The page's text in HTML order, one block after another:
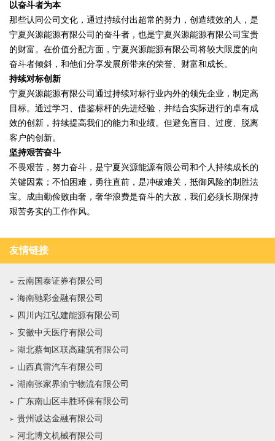
以奋斗者为本
那些认同公司文化，通过持续付出超常的努力，创造绩效的人，是
宁夏兴源能源有限公司的奋斗者，也是宁夏兴源能源有限公司宝贵
的财富。在价值分配方面，宁夏兴源能源有限公司将较大限度的向
奋斗者倾斜，和他们分享发展所带来的荣誉、财富和成长。
持续对标创新
宁夏兴源能源有限公司通过持续对标行业内外的领先企业，制定高
目标。通过学习、借鉴标杆的先进经验，并结合实际进行的卓有成
效的创新，持续提高我们的能力和业绩。但避免盲目、过度、脱离
客户的创新。
坚持艰苦奋斗
不畏艰苦，努力奋斗，是宁夏兴源能源有限公司和个人持续成长的
关键因素；不怕困难，勇往直前，是冲破难关，抵御风险的制胜法
宝。成由勤俭败由奢，奢华浪费是奋斗的大敌，我们必须长期保持
艰苦务实的工作作风。
友情链接
云南国泰证券有限公司
海南驰彩金融有限公司
四川内江弘建能源有限公司
安徽中天医疗有限公司
湖北蔡甸区联高建筑有限公司
山西真雷汽车有限公司
湖南张家界渝宁物流有限公司
广东南山区丰胜环保有限公司
贵州诚达金融有限公司
河北博文机械有限公司